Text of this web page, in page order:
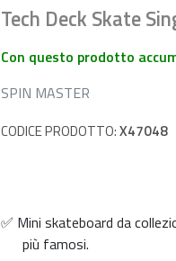
Tech Deck Skate
Con questo prodotto
SPIN MASTER
CODICE PRODOTTO:X47048
✅ Mini skateboard da
più famosi.